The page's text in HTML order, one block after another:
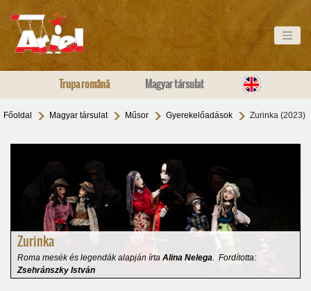
Trupa română Magyar társulat
Főoldal Magyar társulat Műsor Gyerekelőadások Zurinka (2023)
Zurinka
Roma mesék és legendák alapján írta Alina Nelega . Fordította:
Zsehránszky István